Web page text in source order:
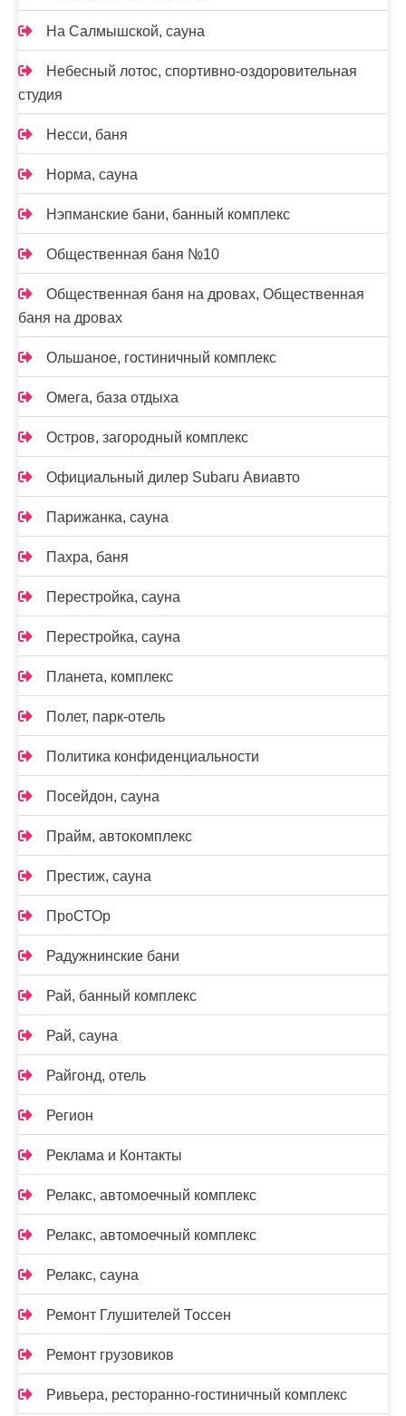
На Салмышской, сауна
Небесный лотос, спортивно-оздоровительная
студия
Несси, баня
Норма, сауна
Нэпманские бани, банный комплекс
Общественная баня №10
Общественная баня на дровах, Общественная
баня на дровах
Ольшаное, гостиничный комплекс
Омега, база отдыха
Остров, загородный комплекс
Официальный дилер Subaru Авиавто
Парижанка, сауна
Пахра, баня
Перестройка, сауна
Перестройка, сауна
Планета, комплекс
Полет, парк-отель
Политика конфиденциальности
Посейдон, сауна
Прайм, автокомплекс
Престиж, сауна
ПроСТОр
Радужнинские бани
Рай, банный комплекс
Рай, сауна
Райгонд, отель
Регион
Реклама и Контакты
Релакс, автомоечный комплекс
Релакс, автомоечный комплекс
Релакс, сауна
Ремонт Глушителей Тоссен
Ремонт грузовиков
Ривьера, ресторанно-гостиничный комплекс